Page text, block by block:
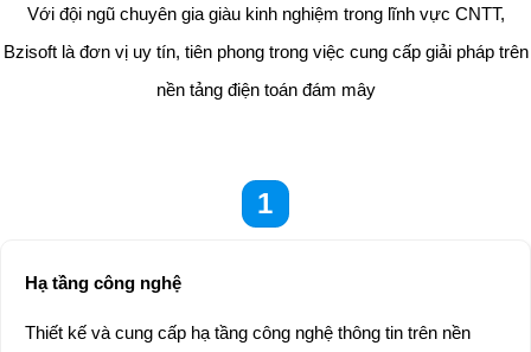
Với đội ngũ chuyên gia giàu kinh nghiệm trong lĩnh vực CNTT,
Bzisoft là đơn vị uy tín, tiên phong trong việc cung cấp giải pháp trên
nền tảng điện toán đám mây
1
Hạ tầng công nghệ
Thiết kế và cung cấp hạ tầng công nghệ thông tin trên nền